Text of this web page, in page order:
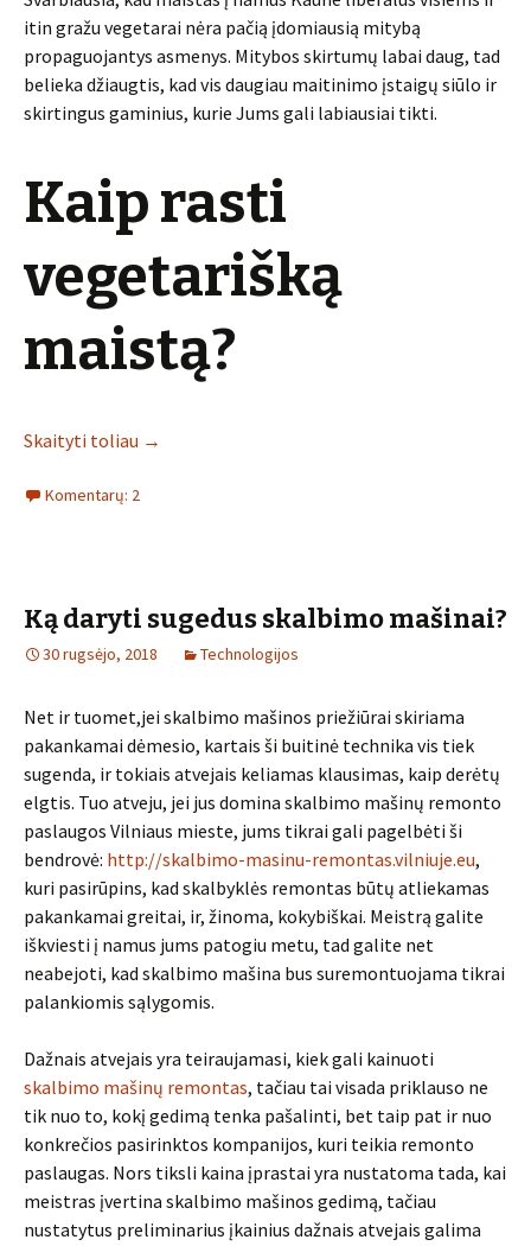
itin gražu vegetarai nėra pačią įdomiausią mitybą
propaguojantys asmenys. Mitybos skirtumų labai daug, tad
belieka džiaugtis, kad vis daugiau maitinimo įstaigų siūlo ir
skirtingus gaminius, kurie Jums gali labiausiai tikti.
Kaip rasti
vegetarišką
maistą?
Skaityti toliau →
Komentarų: 2
Ką daryti sugedus skalbimo mašinai?
30 rugsėjo, 2018 Technologijos
Net ir tuomet,jei skalbimo mašinos priežiūrai skiriama
pakankamai dėmesio, kartais ši buitinė technika vis tiek
sugenda, ir tokiais atvejais keliamas klausimas, kaip derėtų
elgtis. Tuo atveju, jei jus domina skalbimo mašinų remonto
paslaugos Vilniaus mieste, jums tikrai gali pagelbėti ši
bendrovė: http://skalbimo-masinu-remontas.vilniuje.eu,
kuri pasirūpins, kad skalbyklės remontas būtų atliekamas
pakankamai greitai, ir, žinoma, kokybiškai. Meistrą galite
iškviesti į namus jums patogiu metu, tad galite net
neabejoti, kad skalbimo mašina bus suremontuojama tikrai
palankiomis sąlygomis.
Dažnais atvejais yra teiraujamasi, kiek gali kainuoti
skalbimo mašinų remontas, tačiau tai visada priklauso ne
tik nuo to, kokį gedimą tenka pašalinti, bet taip pat ir nuo
konkrečios pasirinktos kompanijos, kuri teikia remonto
paslaugas. Nors tiksli kaina įprastai yra nustatoma tada, kai
meistras įvertina skalbimo mašinos gedimą, tačiau
nustatytus preliminarius įkainius dažnais atvejais galima